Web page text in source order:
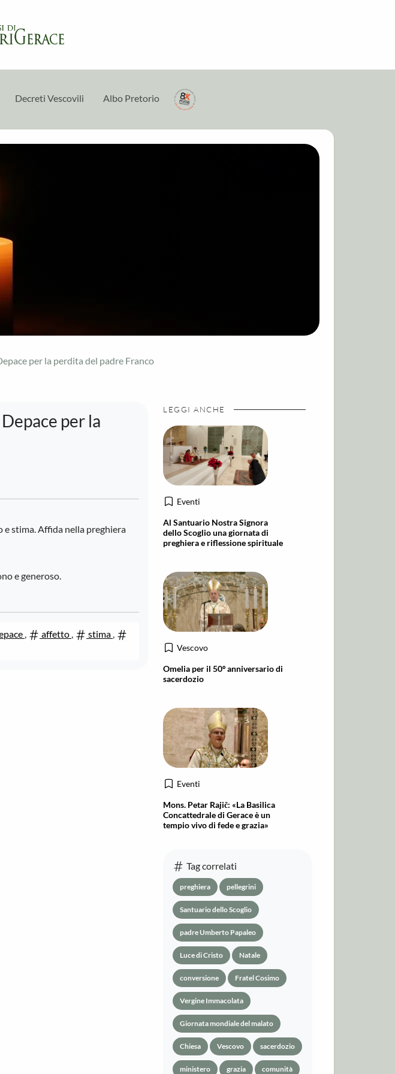
Decreti Vescovili Albo Pretorio
per la perdita del padre Franco
per la
e stima. Affida nella preghiera
e generoso.
, affetto , stima ,
LEGGI ANCHE
Eventi
Al Santuario Nostra Signora
dello Scoglio una giornata di
preghiera e riflessione spirituale
Vescovo
Omelia per il 50º anniversario di
sacerdozio
Eventi
Mons. Petar Rajič: «La Basilica
Concattedrale di Gerace è un
tempio vivo di fede e grazia»
Tag correlati
preghiera pellegrini
Santuario dello Scoglio
padre Umberto Papaleo
Luce di Cristo Natale
conversione Fratel Cosimo
Vergine Immacolata
Giornata mondiale del malato
Chiesa Vescovo sacerdozio
ministero grazia comunità